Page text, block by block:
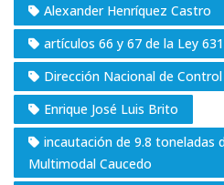
Alexander Henríquez Castro
artículos 66 y 67 de la Ley
Dirección Nacional de
Enrique José Luis Brito
incautación de 9.8 toneladas
Multimodal Caucedo